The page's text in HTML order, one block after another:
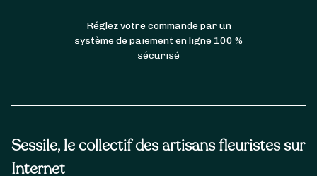
Sessile, le collectif des artisans fleuristes sur
Internet
Réglez votre commande par un
système de paiement en ligne 100 %
sécurisé